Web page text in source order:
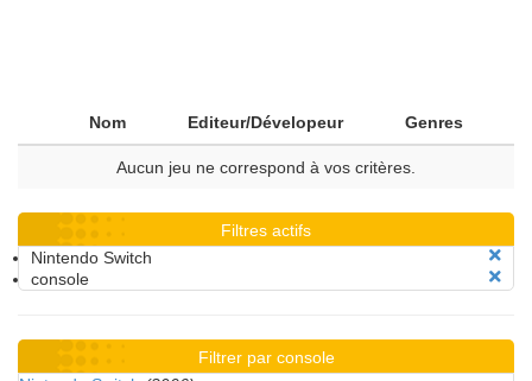
Nom Editeur/Dévelopeur Genres
Aucun jeu ne correspond à vos critères.
Filtres actifs
Nintendo Switch
console
Filtrer par console